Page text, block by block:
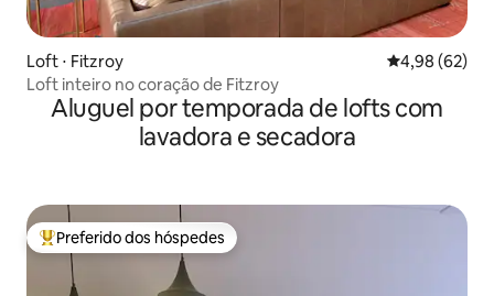
Loft ⋅ Fitzroy 4,98 de uma
4,98 (62)
Loft inteiro no coração de Fitzroy
Aluguel por temporada de lofts com
lavadora e secadora
Entre os melhores preferidos dos hóspedes
Preferido dos hóspedes